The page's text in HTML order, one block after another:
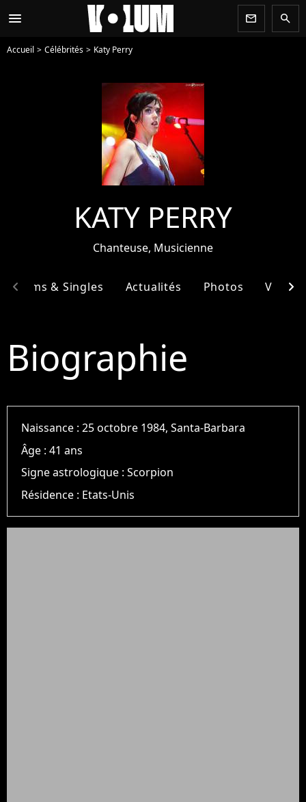
menu newsletter search
Accueil Célébrités Katy Perry
KATY PERRY
Chanteuse, Musicienne
Albums & Singles Actualités Photos Vidéos
chevron_left chevron_right
Biographie
Naissance :25 octobre 1984, Santa-Barbara
Âge :41 ans
Signe astrologique :Scorpion
Résidence : Etats-Unis